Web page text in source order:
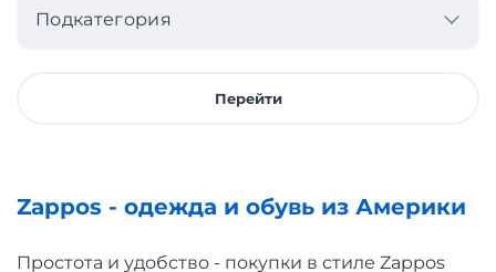
Подкатегория
Перейти
Zappos - одежда и обувь из Америки
Простота и удобство - покупки в стиле Zappos